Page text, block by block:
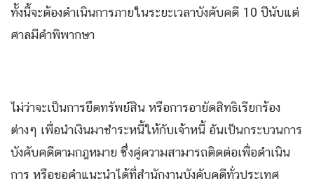
ทั้งนี้จะต้องดำเนินการภายในระยะเวลาบังคับคดี 10 ปีนับแต่
ศาลมีคำพิพากษา
ไม่ว่าจะเป็นการยึดทรัพย์สิน หรือการอายัดสิทธิเรียกร้อง
ต่างๆ เพื่อนำเงินมาชำระหนี้ให้กับเจ้าหนี้ อันเป็นกระบวนการ
บังคับคดีตามกฎหมาย ซึ่งคู่ความสามารถติดต่อเพื่อดำเนิน
การ หรือขอคำแนะนำได้ที่สำนักงานบังคับคดีทั่วประเทศ